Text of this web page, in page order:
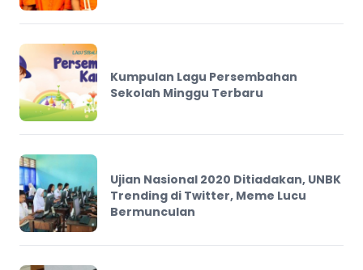
Kumpulan Lagu Persembahan
Sekolah Minggu Terbaru
Ujian Nasional 2020 Ditiadakan, UNBK
Trending di Twitter, Meme Lucu
Bermunculan